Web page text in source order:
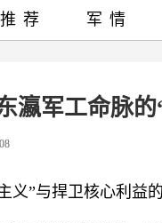
瀛军工命脉
”与捍卫核心利益
推荐 军情